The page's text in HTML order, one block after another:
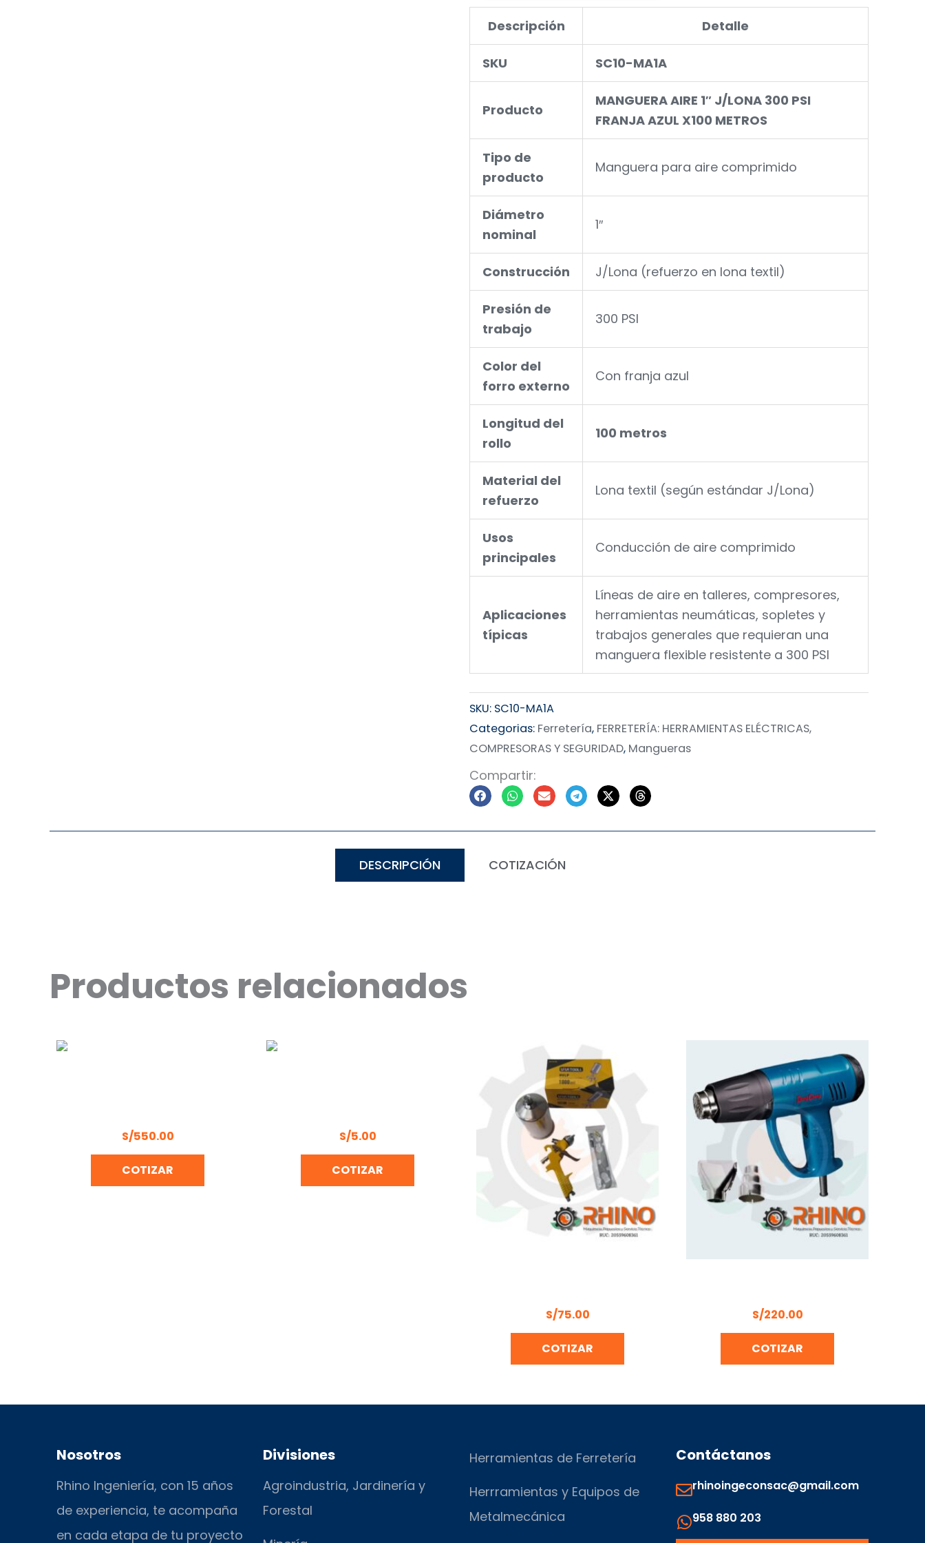
Descripción Detalle
SKU SC10-MA1A
Producto
MANGUERA AIRE 1″ J/LONA 300 PSI
FRANJA AZUL X100 METROS
Tipo de
producto
Manguera para aire comprimido
Diámetro
nominal
1″
Construcción J/Lona (refuerzo en lona textil)
Presión de
trabajo
300 PSI
Color del
forro externo
Con franja azul
Longitud del
rollo
100 metros
Material del
refuerzo
Lona textil (según estándar J/Lona)
Usos
principales
Conducción de aire comprimido
Aplicaciones
típicas
Líneas de aire en talleres, compresores,
herramientas neumáticas, sopletes y
trabajos generales que requieran una
manguera flexible resistente a 300 PSI
SKU: SC10-MA1A
Categorias: Ferretería, FERRETERÍA: HERRAMIENTAS ELÉCTRICAS,
COMPRESORAS Y SEGURIDAD, Mangueras
Compartir:
DESCRIPCIÓN COTIZACIÓN
Productos relacionados
S/550.00
COTIZAR
S/5.00
COTIZAR
S/75.00
COTIZAR
S/220.00
COTIZAR
Nosotros
Rhino Ingeniería, con 15 años
de experiencia, te acompaña
en cada etapa de tu proyecto
Divisiones
Agroindustria, Jardinería y
Forestal
Herramientas de Ferretería
Herrramientas y Equipos de
Metalmecánica
Contáctanos
rhinoingeconsac@gmail.com
958 880 203